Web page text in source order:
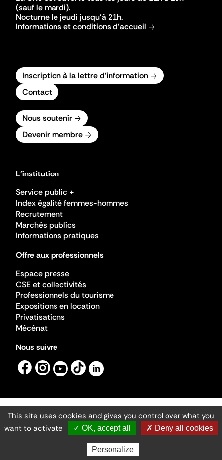
(sauf le mardi).
Nocturne le jeudi jusqu'à 21h.
Informations et conditions d'accueil
Inscription à la lettre d'information
Contact
Nous soutenir
Devenir membre
L'institution
Service public +
Index égalité femmes-hommes
Recrutement
Marchés publics
Informations pratiques
Offre aux professionnels
Espace presse
CSE et collectivités
Professionnels du tourisme
Expositions en location
Privatisations
Mécénat
Nous suivre
Mentions légales
Gestion des cookies
Accessibilité numérique
Ministère de la Culture ©2026
- Cité de l'architecture et du patrimoine
This site uses cookies and gives you control over what you
want to activate
✓ OK, accept all ✗ Deny all cookies
Personalize